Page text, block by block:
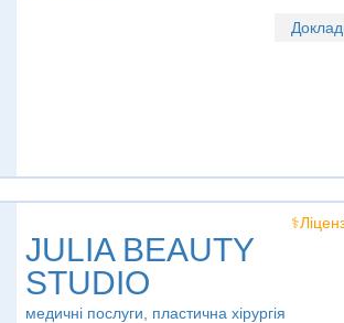
JULIA BEAUTY
STUDIO
медичні послуги, пластична хірургія